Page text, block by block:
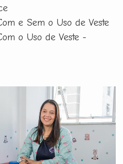
e Sem o Uso de Veste
o Uso de Veste -